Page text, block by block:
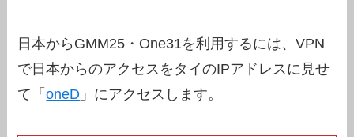
日本からGMM25・One31を利用するには、VPN
で日本からのアクセスをタイのIPアドレスに見せ
て「oneD 」にアクセスします。